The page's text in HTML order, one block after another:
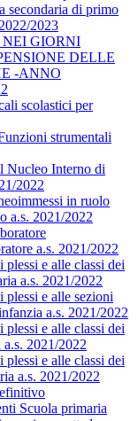
secondaria di primo
2023
GIORNI
DELLE
-ANNO
scolastici per
strumentali
Nucleo Interno di
2022
in ruolo
a.s. 2021/2022
a.s. 2021/2022
plessi e alle classi dei
a.s. 2021/2022
plessi e alle sezioni
a.s. 2021/2022
plessi e alle classi dei
2021/2022
plessi e alle classi dei
a.s. 2021/2022
Scuola primaria